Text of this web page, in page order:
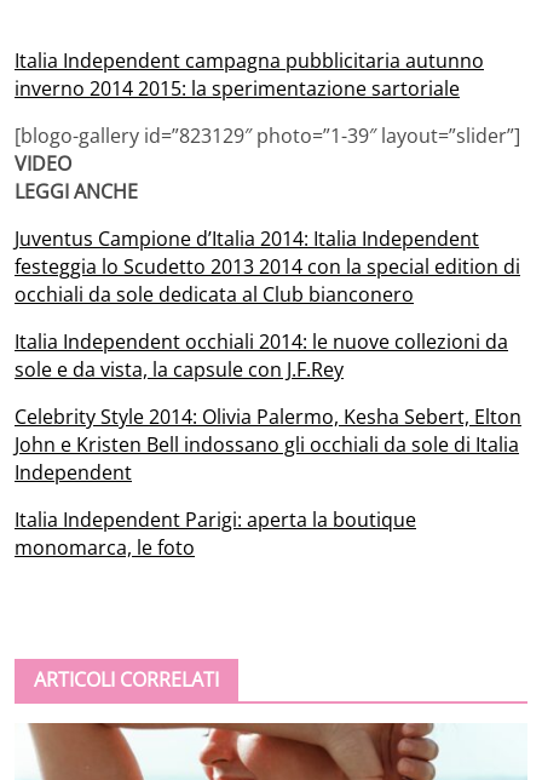
Italia Independent campagna pubblicitaria autunno
inverno 2014 2015: la sperimentazione sartoriale
[blogo-gallery id=”823129″ photo=”1-39″ layout=”slider”]
VIDEO
LEGGI ANCHE
Juventus Campione d’Italia 2014: Italia Independent
festeggia lo Scudetto 2013 2014 con la special edition di
occhiali da sole dedicata al Club bianconero
Italia Independent occhiali 2014: le nuove collezioni da
sole e da vista, la capsule con J.F.Rey
Celebrity Style 2014: Olivia Palermo, Kesha Sebert, Elton
John e Kristen Bell indossano gli occhiali da sole di Italia
Independent
Italia Independent Parigi: aperta la boutique
monomarca, le foto
ARTICOLI CORRELATI